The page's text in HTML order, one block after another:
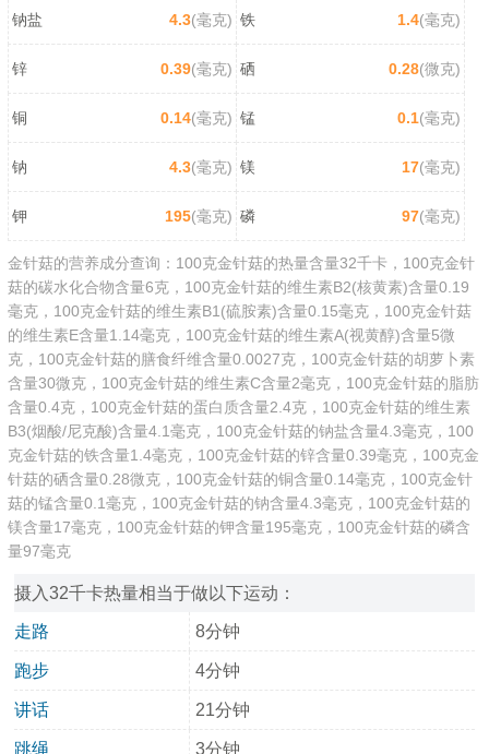
钠盐 4.3(毫克) 铁 1.4(毫克)
锌 0.39(毫克) 硒 0.28(微克)
铜 0.14(毫克) 锰 0.1(毫克)
钠 4.3(毫克) 镁 17(毫克)
钾 195(毫克) 磷 97(毫克)
金针菇的营养成分查询：100克金针菇的热量含量32千卡，100克金针
菇的碳水化合物含量6克，100克金针菇的维生素B2(核黄素)含量0.19
毫克，100克金针菇的维生素B1(硫胺素)含量0.15毫克，100克金针菇
的维生素E含量1.14毫克，100克金针菇的维生素A(视黄醇)含量5微
克，100克金针菇的膳食纤维含量0.0027克，100克金针菇的胡萝卜素
含量30微克，100克金针菇的维生素C含量2毫克，100克金针菇的脂肪
含量0.4克，100克金针菇的蛋白质含量2.4克，100克金针菇的维生素
B3(烟酸/尼克酸)含量4.1毫克，100克金针菇的钠盐含量4.3毫克，100
克金针菇的铁含量1.4毫克，100克金针菇的锌含量0.39毫克，100克金
针菇的硒含量0.28微克，100克金针菇的铜含量0.14毫克，100克金针
菇的锰含量0.1毫克，100克金针菇的钠含量4.3毫克，100克金针菇的
镁含量17毫克，100克金针菇的钾含量195毫克，100克金针菇的磷含
量97毫克
摄入32千卡热量相当于做以下运动：
走路 8分钟
跑步 4分钟
讲话 21分钟
跳绳 3分钟